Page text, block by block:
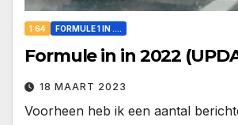
1:64 FORMULE 1 IN ....
Formule in in 2022
18 MAART 2023
Voorheen heb ik een aantal